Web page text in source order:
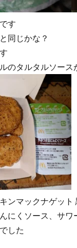
す
同じかな？
のタルタルソー
ンマックナゲット
にくソース、サ
した